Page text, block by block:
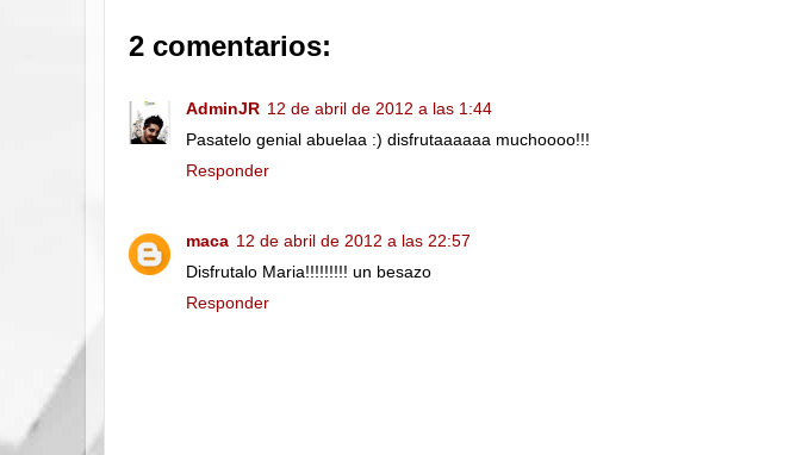
2 comentarios:
AdminJR 12 de abril de 2012 a las 1:44
Pasatelo genial abuelaa :) disfrutaaaaaa muchoooo!!!
Responder
maca 12 de abril de 2012 a las 22:57
Disfrutalo Maria!!!!!!!!! un besazo
Responder